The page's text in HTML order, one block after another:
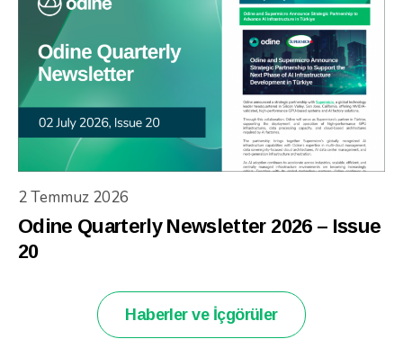
2 Temmuz 2026
Odine Quarterly Newsletter 2026 – Issue
20
Haberler ve İçgörüler